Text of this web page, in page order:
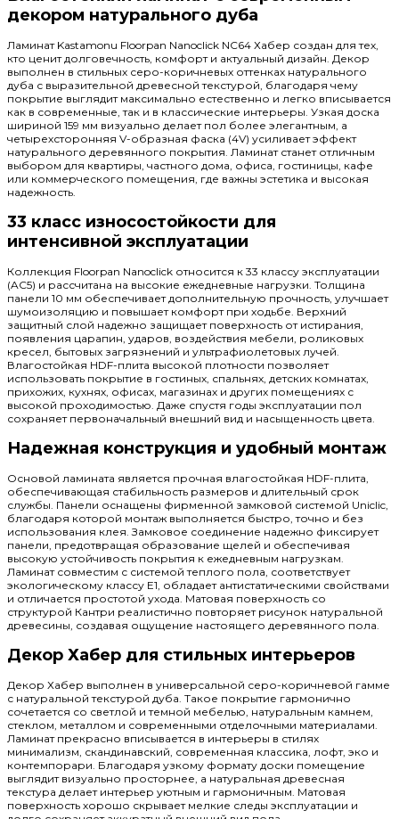
декором натурального дуба
Ламинат Kastamonu Floorpan Nanoclick NC64 Хабер создан для тех,
кто ценит долговечность, комфорт и актуальный дизайн. Декор
выполнен в стильных серо-коричневых оттенках натурального
дуба с выразительной древесной текстурой, благодаря чему
покрытие выглядит максимально естественно и легко вписывается
как в современные, так и в классические интерьеры. Узкая доска
шириной 159 мм визуально делает пол более элегантным, а
четырехсторонняя V-образная фаска (4V) усиливает эффект
натурального деревянного покрытия. Ламинат станет отличным
выбором для квартиры, частного дома, офиса, гостиницы, кафе
или коммерческого помещения, где важны эстетика и высокая
надежность.
33 класс износостойкости для
интенсивной эксплуатации
Коллекция Floorpan Nanoclick относится к 33 классу эксплуатации
(AC5) и рассчитана на высокие ежедневные нагрузки. Толщина
панели 10 мм обеспечивает дополнительную прочность, улучшает
шумоизоляцию и повышает комфорт при ходьбе. Верхний
защитный слой надежно защищает поверхность от истирания,
появления царапин, ударов, воздействия мебели, роликовых
кресел, бытовых загрязнений и ультрафиолетовых лучей.
Влагостойкая HDF-плита высокой плотности позволяет
использовать покрытие в гостиных, спальнях, детских комнатах,
прихожих, кухнях, офисах, магазинах и других помещениях с
высокой проходимостью. Даже спустя годы эксплуатации пол
сохраняет первоначальный внешний вид и насыщенность цвета.
Надежная конструкция и удобный монтаж
Основой ламината является прочная влагостойкая HDF-плита,
обеспечивающая стабильность размеров и длительный срок
службы. Панели оснащены фирменной замковой системой Uniclic,
благодаря которой монтаж выполняется быстро, точно и без
использования клея. Замковое соединение надежно фиксирует
панели, предотвращая образование щелей и обеспечивая
высокую устойчивость покрытия к ежедневным нагрузкам.
Ламинат совместим с системой теплого пола, соответствует
экологическому классу E1, обладает антистатическими свойствами
и отличается простотой ухода. Матовая поверхность со
структурой Кантри реалистично повторяет рисунок натуральной
древесины, создавая ощущение настоящего деревянного пола.
Декор Хабер для стильных интерьеров
Декор Хабер выполнен в универсальной серо-коричневой гамме
с натуральной текстурой дуба. Такое покрытие гармонично
сочетается со светлой и темной мебелью, натуральным камнем,
стеклом, металлом и современными отделочными материалами.
Ламинат прекрасно вписывается в интерьеры в стилях
минимализм, скандинавский, современная классика, лофт, эко и
контемпорари. Благодаря узкому формату доски помещение
выглядит визуально просторнее, а натуральная древесная
текстура делает интерьер уютным и гармоничным. Матовая
поверхность хорошо скрывает мелкие следы эксплуатации и